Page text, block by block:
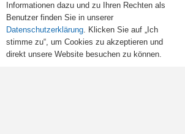
Öffnungszeiten
Samstags von 10:00 bis
Informationen dazu und zu Ihren Rechten als
Benutzer finden Sie in unserer
Datenschutzerklärung. Klicken Sie auf „Ich
stimme zu“, um Cookies zu akzeptieren und
direkt unsere Website besuchen zu können.